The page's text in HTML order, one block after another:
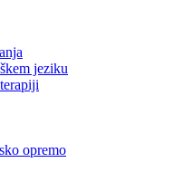
jeziku
opremo